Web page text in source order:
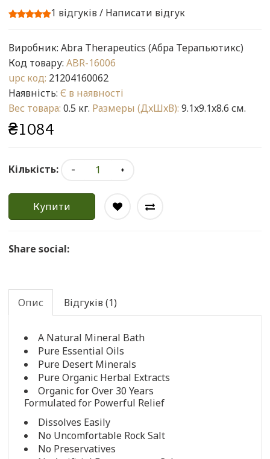
1 відгуків/ Написати відгук
Виробник: Abra Therapeutics (Абра Терапьютикс)
Код товару: ABR-16006
upc код: 21204160062
Наявність: Є в наявності
Вес товара: 0.5 кг. Размеры (ДxШxВ): 9.1x9.1x8.6 см.
₴1084
Кількість:
Купити
Share social:
Опис Відгуків (1)
A Natural Mineral Bath
Pure Essential Oils
Pure Desert Minerals
Pure Organic Herbal Extracts
Organic for Over 30 Years
Formulated for Powerful Relief
Dissolves Easily
No Uncomfortable Rock Salt
No Preservatives